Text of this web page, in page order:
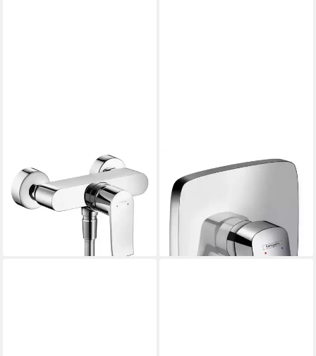
Duscharmatur Metris
Einhebel-Brausemischer
Aufputz - Chrom
lieferbar - in 2-3 Werktagen bei dir
Duscharmatur Logis Einhebel-
Brausemischer Unterputz -
Chrom
ab 101,98 €
lieferbar - in 2-3 Werktagen bei dir